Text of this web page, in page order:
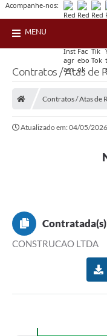
Acompanhe-nos:
MENU
Contratos / Atas de
Contratos / Atas de
Atualizado em: 04/05/
CONSTRUCAO LTDA